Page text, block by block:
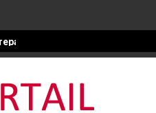
pour les seniors : une